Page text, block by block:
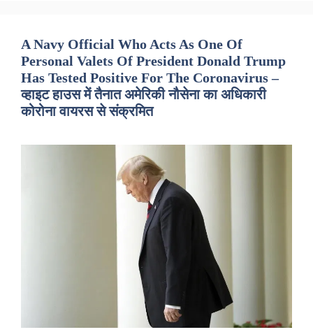
A Navy Official Who Acts As One Of
Personal Valets Of President Donald Trump
Has Tested Positive For The Coronavirus –
व्हाइट हाउस में तैनात अमेरिकी नौसेना का अधिकारी
कोरोना वायरस से संक्रमित